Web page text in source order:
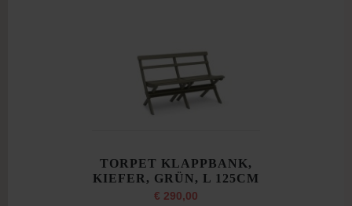
TORPET KLAPPBANK,
KIEFER, GRÜN, L 125CM
€ 290,00